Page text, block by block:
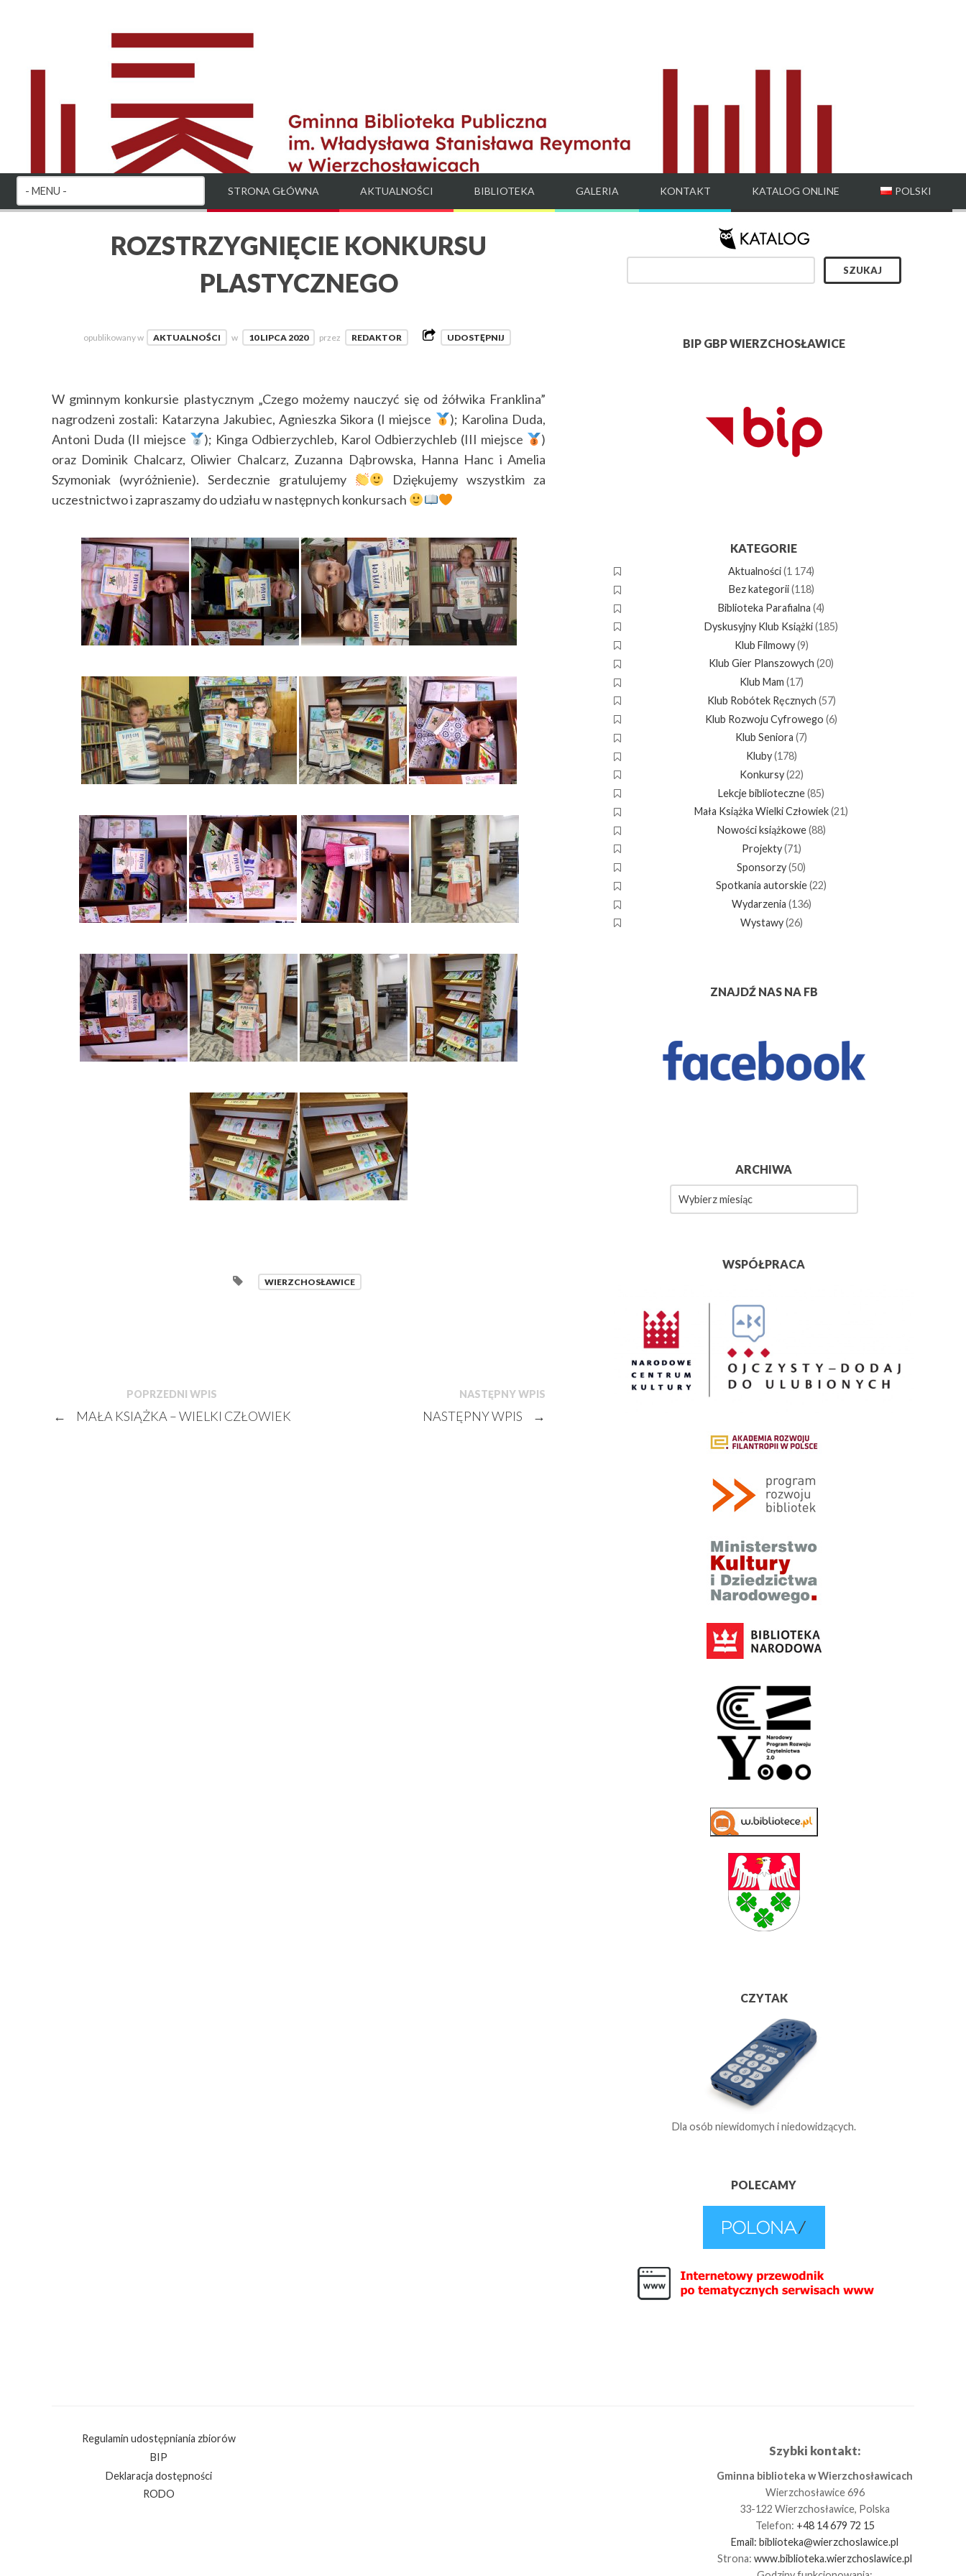
STRONA GŁÓWNA AKTUALNOŚCI BIBLIOTEKA GALERIA KONTAKT KATALOG ONLINE POLSKI
ROZSTRZYGNIĘCIE KONKURSU
PLASTYCZNEGO
opublikowany w AKTUALNOŚCI w 10 LIPCA 2020 przez REDAKTOR UDOSTĘPNIJ
W gminnym konkursie plastycznym „Czego możemy nauczyć się od żółwika Franklina”
nagrodzeni zostali: Katarzyna Jakubiec, Agnieszka Sikora (I miejsce
); Karolina Duda,
Antoni Duda (II miejsce
); Kinga Odbierzychleb, Karol Odbierzychleb (III miejsce
)
oraz Dominik Chalcarz, Oliwier Chalcarz, Zuzanna Dąbrowska, Hanna Hanc i Amelia
Szymoniak (wyróżnienie). Serdecznie gratulujemy
Dziękujemy wszystkim za
uczestnictwo i zapraszamy do udziału w następnych konkursach
WIERZCHOSŁAWICE
POPRZEDNI WPIS
← MAŁA KSIĄŻKA – WIELKI CZŁOWIEK
NASTĘPNY WPIS
NASTĘPNY WPIS →
BIP GBP WIERZCHOSŁAWICE
KATEGORIE
Aktualności(1 174)
Bez kategorii(118)
Biblioteka Parafialna (4)
Dyskusyjny Klub Książki(185)
Klub Filmowy(9)
Klub Gier Planszowych (20)
Klub Mam (17)
Klub Robótek Ręcznych (57)
Klub Rozwoju Cyfrowego (6)
Klub Seniora (7)
Kluby(178)
Konkursy(22)
Lekcje biblioteczne(85)
Mała Książka Wielki Człowiek(21)
Nowości książkowe(88)
Projekty(71)
Sponsorzy(50)
Spotkania autorskie(22)
Wydarzenia (136)
Wystawy(26)
ZNAJDŹ NAS NA FB
ARCHIWA
WSPÓŁPRACA
CZYTAK
Dla osób niewidomych i niedowidzących.
POLECAMY
Regulamin udostępniania zbiorów
BIP
Deklaracja dostępności
RODO
Szybki kontakt:
Gminna biblioteka w Wierzchosławicach
Wierzchosławice 696
33-122 Wierzchosławice, Polska
Telefon: +48 14 679 72 15
Email:biblioteka@wierzchoslawice.pl
Strona:www.biblioteka.wierzchoslawice.pl